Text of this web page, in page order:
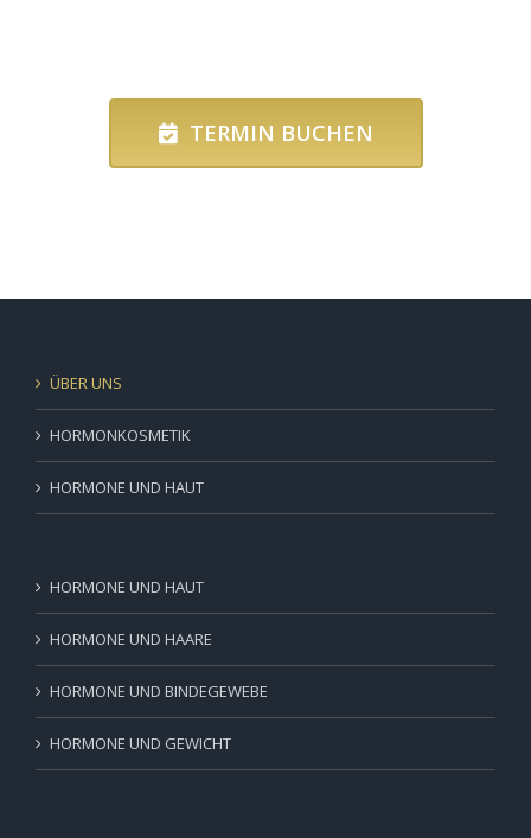
TERMIN BUCHEN
ÜBER UNS
HORMONKOSMETIK
HORMONE UND HAUT
HORMONE UND HAUT
HORMONE UND HAARE
HORMONE UND BINDEGEWEBE
HORMONE UND GEWICHT